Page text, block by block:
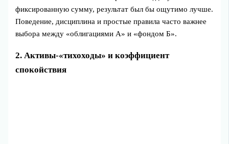
фиксированную сумму, результат был бы ощутимо лучше.
Поведение, дисциплина и простые правила часто важнее
выбора между «облигациями А» и «фондом Б».
2. Активы‑«тихоходы» и коэффициент
спокойствия